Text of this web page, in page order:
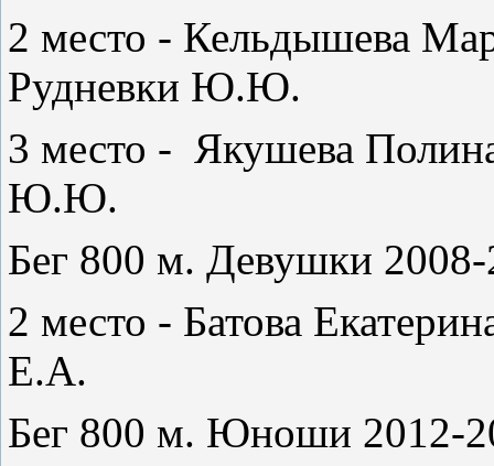
2 место - Кельдышева
Рудневки Ю.Ю.
3 место - Якушева
Ю.Ю.
Бег 800 м. Девушки 2008-
2 место - Батова
Е.А.
Бег 800 м. Юноши 2012-